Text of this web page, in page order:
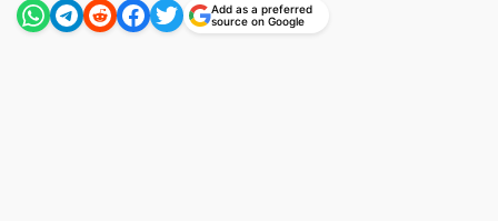
Add as a preferred
source on Google